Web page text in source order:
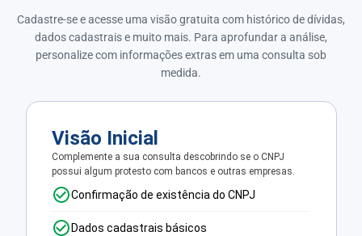
Cadastre-se e acesse uma visão gratuita com histórico de dívidas,
dados cadastrais e muito mais. Para aprofundar a análise,
personalize com informações extras em uma consulta sob
medida.
Visão Inicial
Complemente a sua consulta descobrindo se o CNPJ
possui algum protesto com bancos e outras empresas.
Confirmação de existência do CNPJ
Dados cadastrais básicos